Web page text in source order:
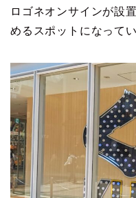
ロゴネオンサインが設
めるスポットになってい